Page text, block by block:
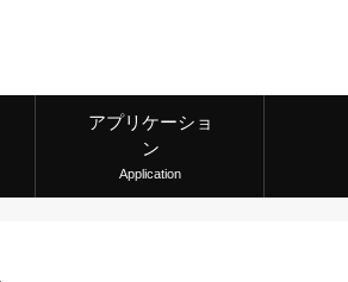
アプリケーショ
ン
Application